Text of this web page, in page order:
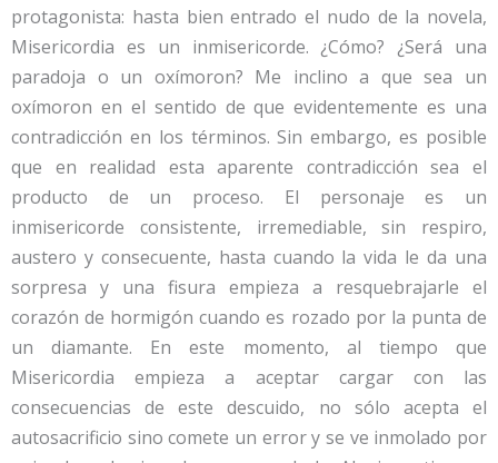
protagonista: hasta bien entrado el nudo de la novela,
Misericordia es un inmisericorde. ¿Cómo? ¿Será una
paradoja o un oxímoron? Me inclino a que sea un
oxímoron en el sentido de que evidentemente es una
contradicción en los términos. Sin embargo, es posible
que en realidad esta aparente contradicción sea el
producto de un proceso. El personaje es un
inmisericorde consistente, irremediable, sin respiro,
austero y consecuente, hasta cuando la vida le da una
sorpresa y una fisura empieza a resquebrajarle el
corazón de hormigón cuando es rozado por la punta de
un diamante. En este momento, al tiempo que
Misericordia empieza a aceptar cargar con las
consecuencias de este descuido, no sólo acepta el
autosacrificio sino comete un error y se ve inmolado por